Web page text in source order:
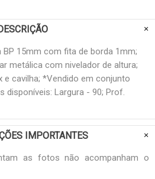
15mm com fita de borda 1mm;
metálica com nivelador de altura;
cavilha; *Vendido em conjunto
disponíveis: Largura - 90; Prof.
IMPORTANTES
as fotos não acompanham o